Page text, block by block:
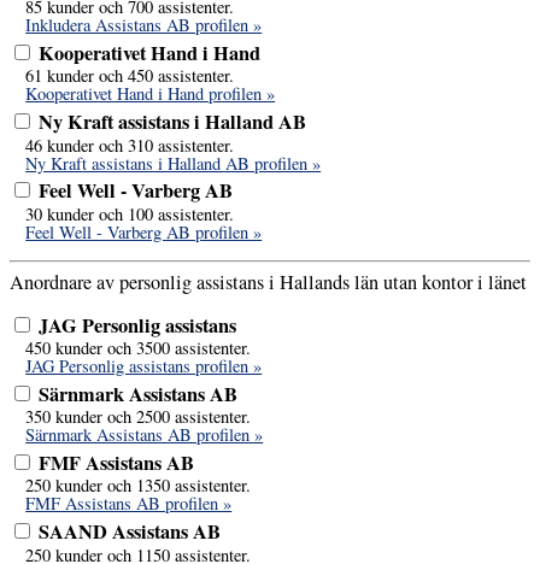
85 kunder och 700 assistenter.
Inkludera Assistans AB profilen »
Kooperativet Hand i Hand
61 kunder och 450 assistenter.
Kooperativet Hand i Hand profilen »
Ny Kraft assistans i Halland AB
46 kunder och 310 assistenter.
Ny Kraft assistans i Halland AB profilen »
Feel Well - Varberg AB
30 kunder och 100 assistenter.
Feel Well - Varberg AB profilen »
Anordnare av personlig assistans i Hallands län utan kontor i länet
JAG Personlig assistans
450 kunder och 3500 assistenter.
JAG Personlig assistans profilen »
Särnmark Assistans AB
350 kunder och 2500 assistenter.
Särnmark Assistans AB profilen »
FMF Assistans AB
250 kunder och 1350 assistenter.
FMF Assistans AB profilen »
SAAND Assistans AB
250 kunder och 1150 assistenter.